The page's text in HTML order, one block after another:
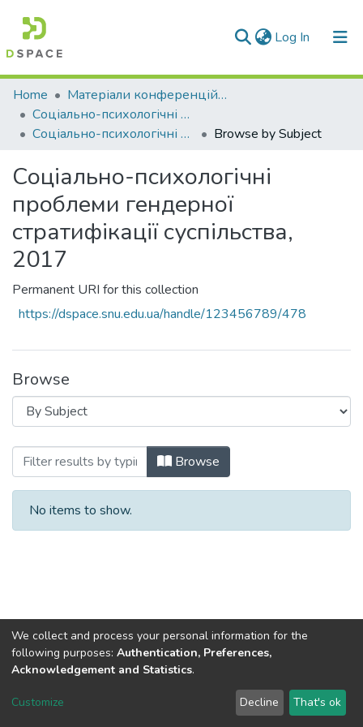
Log In (current)
Communities & Collections
All of DSpace
Home
Матеріали конференцій та семінарів
Соціально-психологічні проблеми трансформації сучасного суспільства
Соціально-психологічні проблеми гендерної стратифікації суспільства, 2017
Browse by Subject
Соціально-психологічні
проблеми гендерної
стратифікації суспільства,
2017
Permanent URI for this collection
https://dspace.snu.edu.ua/handle/123456789/478
Browse
Browsing Соціально-психологічні
Browse
No items to show.
Dspace & Volodymyr Dahl East Ukrainian National University
LYRASIS
Send Feedback
We collect and process your personal information for the
following purposes: Authentication, Preferences,
Acknowledgement and Statistics.
Customize Decline That's ok